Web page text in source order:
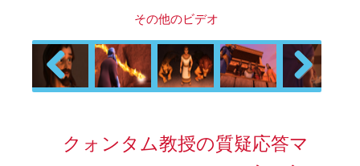
その他のビデオ
Previous Next
クォンタム教授の質疑応答マ